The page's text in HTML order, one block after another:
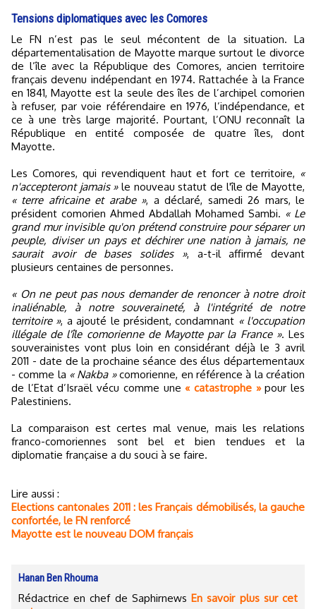
Tensions diplomatiques avec les Comores
Le FN n’est pas le seul mécontent de la situation. La
départementalisation de Mayotte marque surtout le divorce
de l’île avec la République des Comores, ancien territoire
français devenu indépendant en 1974. Rattachée à la France
en 1841, Mayotte est la seule des îles de l’archipel comorien
à refuser, par voie référendaire en 1976, l’indépendance, et
ce à une très large majorité. Pourtant, l’ONU reconnaît la
République en entité composée de quatre îles, dont
Mayotte.
Les Comores, qui revendiquent haut et fort ce territoire, «
n'accepteront jamais »le nouveau statut de l'île de Mayotte,
« terre africaine et arabe », a déclaré, samedi 26 mars, le
président comorien Ahmed Abdallah Mohamed Sambi. « Le
grand mur invisible qu'on prétend construire pour séparer un
peuple, diviser un pays et déchirer une nation à jamais, ne
saurait avoir de bases solides », a-t-il affirmé devant
plusieurs centaines de personnes.
« On ne peut pas nous demander de renoncer à notre droit
inaliénable, à notre souveraineté, à l'intégrité de notre
territoire », a ajouté le président, condamnant « l'occupation
illégale de l'île comorienne de Mayotte par la France ». Les
souverainistes vont plus loin en considérant déjà le 3 avril
2011 - date de la prochaine séance des élus départementaux
- comme la « Nakba »comorienne, en référence à la création
de l’Etat d’Israël vécu comme une« catastrophe »pour les
Palestiniens.
La comparaison est certes mal venue, mais les relations
franco-comoriennes sont bel et bien tendues et la
diplomatie française a du souci à se faire.
Lire aussi :
Elections cantonales 2011 : les Français démobilisés, la gauche
confortée, le FN renforcé
Mayotte est le nouveau DOM français
Hanan Ben Rhouma
Rédactrice en chef de SaphirnewsEn savoir plus sur cet